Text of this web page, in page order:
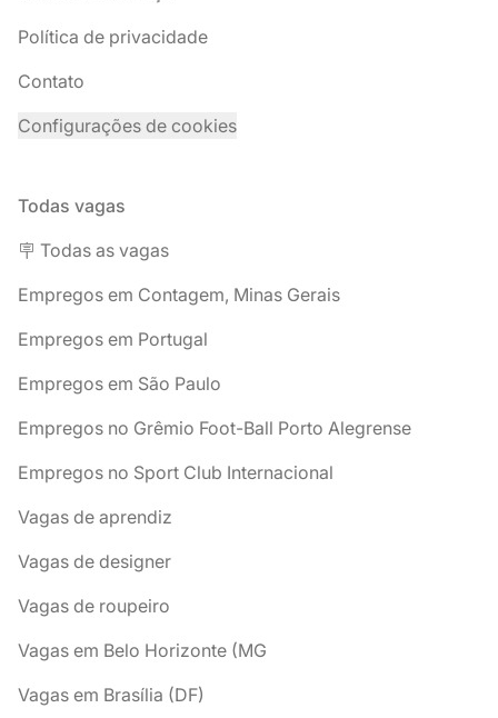
Política de privacidade
Contato
Configurações de cookies
Todas vagas
🪧 Todas as vagas
Empregos em Contagem, Minas Gerais
Empregos em Portugal
Empregos em São Paulo
Empregos no Grêmio Foot-Ball Porto Alegrense
Empregos no Sport Club Internacional
Vagas de aprendiz
Vagas de designer
Vagas de roupeiro
Vagas em Belo Horizonte (MG
Vagas em Brasília (DF)